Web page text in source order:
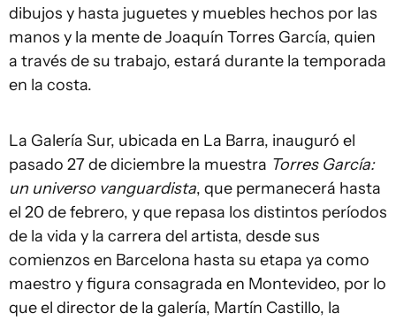
dibujos y hasta juguetes y muebles hechos por las
manos y la mente de Joaquín Torres García, quien
a través de su trabajo, estará durante la temporada
en la costa.
La Galería Sur, ubicada en La Barra, inauguró el
pasado 27 de diciembre la muestra Torres García:
un universo vanguardista, que permanecerá hasta
el 20 de febrero, y que repasa los distintos períodos
de la vida y la carrera del artista, desde sus
comienzos en Barcelona hasta su etapa ya como
maestro y figura consagrada en Montevideo, por lo
que el director de la galería, Martín Castillo, la